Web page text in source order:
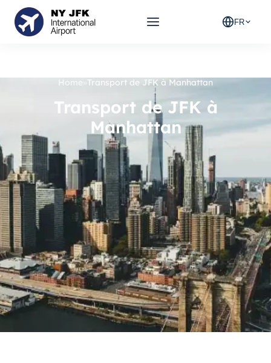
FR
Home Transport de JFK à Manhattan
Transport de JFK à
Manhattan